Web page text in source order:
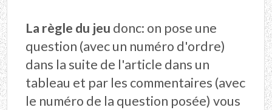
La règle du jeu donc: on pose une
question (avec un numéro d'ordre)
dans la suite de l'article dans un
tableau et par les commentaires (avec
le numéro de la question posée) vous